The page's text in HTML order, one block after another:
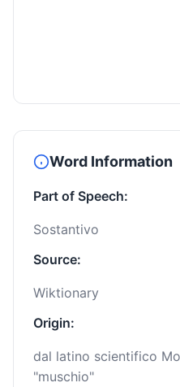
Word Information
Part of Speech:
Sostantivo
Source:
Wiktionary
Origin:
dal latino scientifico
"muschio"